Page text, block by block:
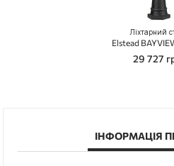
Ліхтарний
Elstead
29 727
ІНФОРМАЦІЯ